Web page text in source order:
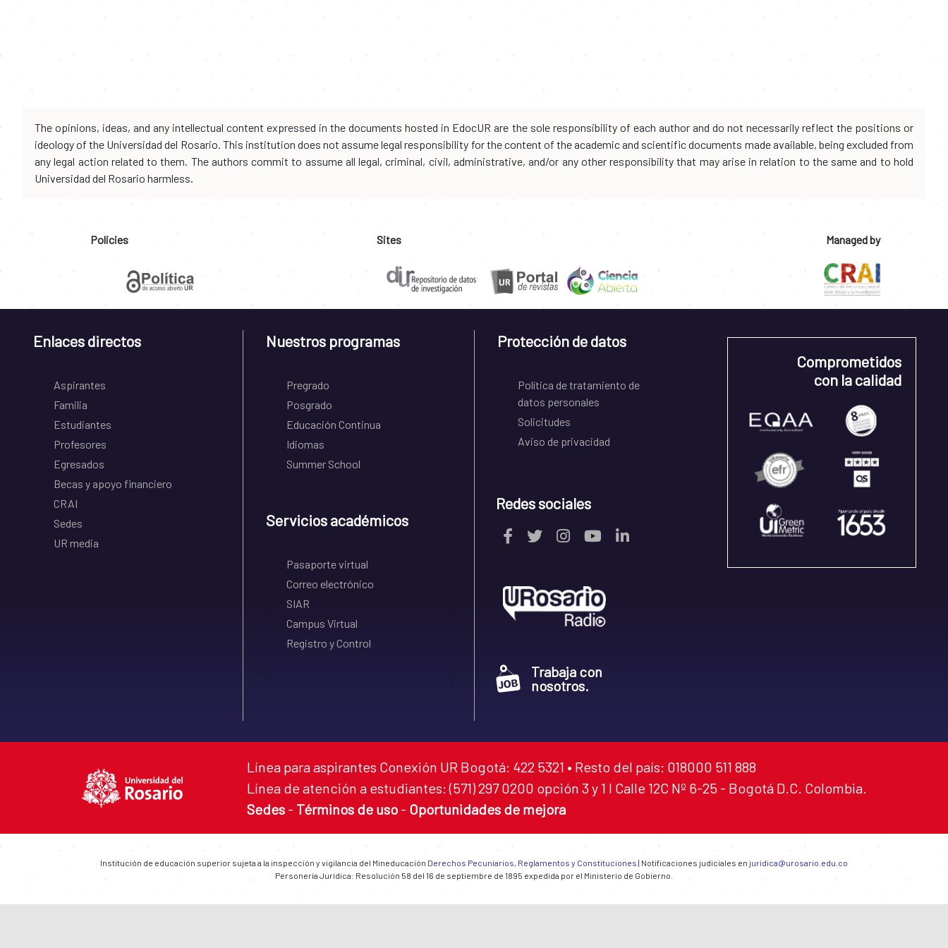
The opinions, ideas, and any intellectual content expressed in the documents hosted in EdocUR are the sole responsibility of each author and do not necessarily reflect the positions or
ideology of the Universidad del Rosario. This institution does not assume legal responsibility for the content of the academic and scientific documents made available, being excluded from
any legal action related to them. The authors commit to assume all legal, criminal, civil, administrative, and/or any other responsibility that may arise in relation to the same and to hold
Universidad del Rosario harmless.
Policies Sites Managed by
Enlaces directos
Aspirantes
Familia
Estudiantes
Profesores
Egresados
Becas y apoyo financiero
CRAI
Sedes
UR media
Nuestros programas
Pregrado
Posgrado
Educación Continua
Idiomas
Summer School
Servicios académicos
Pasaporte virtual
Correo electrónico
SIAR
Campus Virtual
Registro y Control
Protección de datos
Política de tratamiento de
datos personales
Solicitudes
Aviso de privacidad
Redes sociales
Trabaja con
nosotros.
Comprometidos
con la calidad
Línea para aspirantes Conexión UR Bogotá: 422 5321 • Resto del país: 018000 511 888
Línea de atención a estudiantes: (571) 297 0200 opción 3 y 1 I Calle 12C Nº 6-25 - Bogotá D.C. Colombia.
Sedes - Términos de uso - Oportunidades de mejora
Institución de educación superior sujeta a la inspección y vigilancia del Mineducación Derechos Pecuniarios, Reglamentos y Constituciones | Notificaciones judiciales en juridica@urosario.edu.co
Personería Jurídica: Resolución 58 del 16 de septiembre de 1895 expedida por el Ministerio de Gobierno.